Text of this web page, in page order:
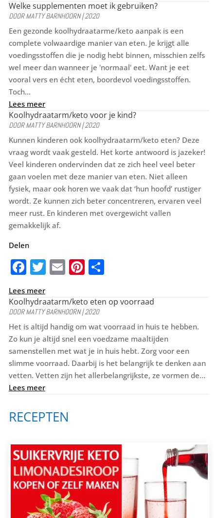
Welke supplementen moet ik gebruiken?
DOORMATTY BARNHOORN|2020
Een gezonde koolhydraatarme/keto aanpak is een
complete volwaardige manier van eten. Je krijgt alle
voedingsstoffen die je nodig hebt binnen, misschien zelfs
wel meer dan wanneer je 'normaal' eet. Want je eet
vooral vers en écht eten, boordevol voedingsstoffen.
Toch...
Lees meer
Koolhydraatarm/keto voor je kind?
DOORMATTY BARNHOORN|2020
Kunnen kinderen ook koolhydraatarm/keto eten? Deze
vraag wordt vaak gesteld. Het korte antwoord is jazeker!
Veel kinderen ondervinden dat ze zich heel veel beter
gaan voelen met deze manier van eten. Niet alleen
fysiek, maar ook horen we vaak dat ‘hun hoofd’ rustiger
wordt. Ze kunnen zich beter concentreren, ervaren veel
meer rust. En kinderen met overgewicht vallen
gemakkelijk af.
Delen
F
c
e
b
o
o
k
T
it
te
r
E
ai
l
Pi
er
e
st
D
e
Lees meer
Koolhydraatarm/keto eten op voorraad
DOORMATTY BARNHOORN|2020
Het is altijd handig om wat voorraad in huis te hebben.
Zo kun je altijd snel een voedzame maaltijden
samenstellen met wat je in huis hebt. Zorg voor een
slimme voorraad. Daarbij is het belangrijk te denken aan
vetten. Vetten zijn het allerbelangrijkste, ze vormen de...
Lees meer
RECEPTEN